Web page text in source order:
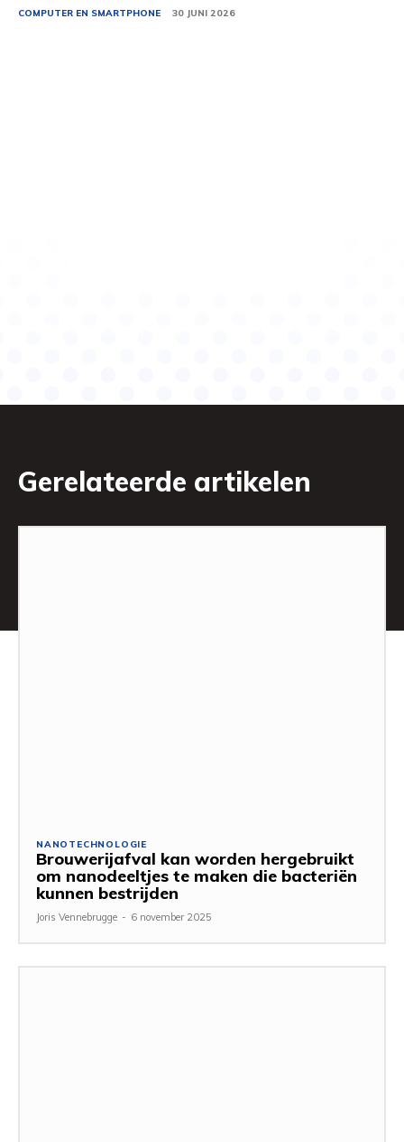
COMPUTER EN SMARTPHONE 30 JUNI 2026
Gerelateerde artikelen
NANOTECHNOLOGIE
Brouwerijafval kan worden hergebruikt
om nanodeeltjes te maken die bacteriën
kunnen bestrijden
Joris Vennebrugge - 6 november 2025